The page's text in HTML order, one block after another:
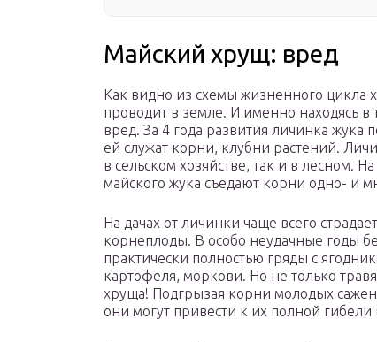
Майский хрущ: вред
Как видно из схемы жизненного цикла
проводит в земле. И именно находясь
вред. За 4 года развития личинка
ей служат корни, клубни растений.
в сельском хозяйстве, так и в лесном.
майского жука съедают корни одно- и
На дачах от личинки чаще всего
корнеплоды. В особо неудачные годы
практически полностью гряды с
картофеля, моркови. Но не только
хруща! Подгрызая корни молодых
они могут привести к их полной